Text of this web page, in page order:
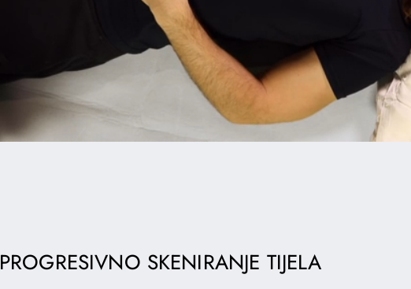
PROGRESIVNO SKENIRANJE TIJELA